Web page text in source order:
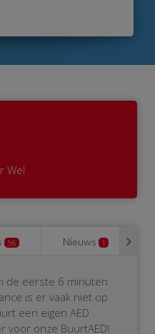
Wel
56 Nieuws 1
de eerste 6 minuten
is er vaak niet op
een eigen AED
voor onze BuurtAED!